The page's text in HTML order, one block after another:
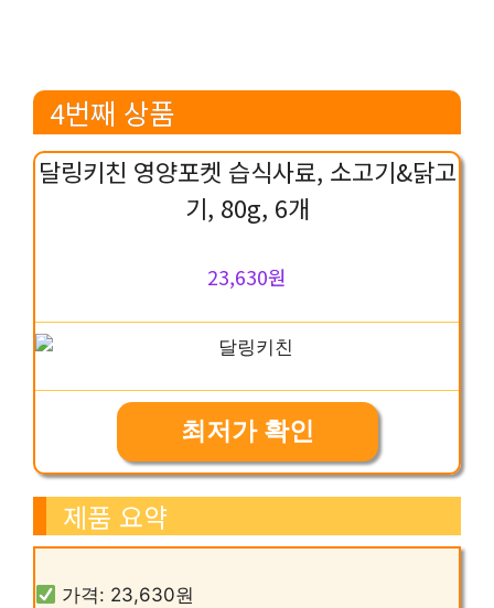
4번째 상품
달링키친 영양포켓 습식사료, 소고기&닭고
기, 80g, 6개
23,630원
최저가 확인
제품 요약
가격: 23,630원